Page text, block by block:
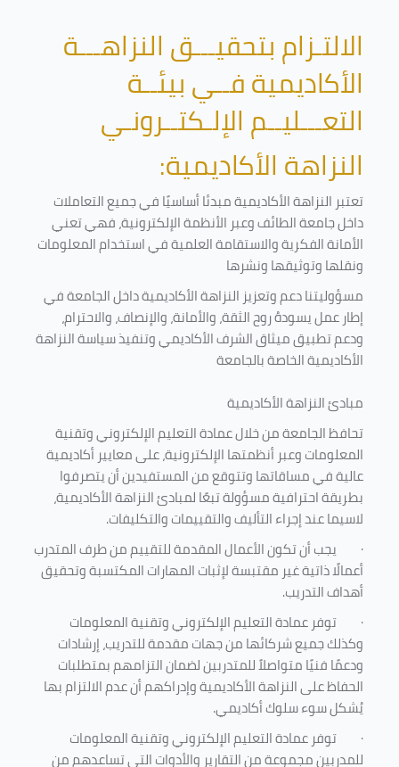
الالتـزام بتحقيـــق النزاهـــة
الأكاديمية فــي بيئــة
التعـــليــم الإلـكتــرونـي
النزاهة الأكاديمية:
تعتبر النزاهة الأكاديمية مبدئا أساسيًا في جميع التعاملات
داخل جامعة الطائف وعبر الأنظمة الإلكترونية، فهي تعني
الأمانة الفكرية والاستقامة العلمية في استخدام المعلومات
ونقلها وتوثيقها ونشرها
مسؤوليتنا دعم وتعزيز النزاهة الأكاديمية داخل الجامعة في
إطار عمل يسودهُ روح الثقة، والأمانة، والإنصاف، والاحترام،
ودعم تطبيق ميثاق الشرف الأكاديمي وتنفيذ سياسة النزاهة
الأكاديمية الخاصة بالجامعة
مبادئ النزاهة الأكاديمية
تحافظ الجامعة من خلال عمادة التعليم الإلكتروني وتقنية
المعلومات وعبر أنظمتها الإلكترونية، على معايير أكاديمية
عالية في مساقاتها وتتوقع من المستفيدين أن يتصرفوا
بطريقة احترافية مسؤولة تبعًا لمبادئ النزاهة الأكاديمية،
لاسيما عند إجراء التأليف والتقييمات والتكليفات.
· يجب أن تكون الأعمال المقدمة للتقييم من طرف المتدرب
أعمالًا ذاتية غير مقتبسة لإثبات المهارات المكتسبة وتحقيق
أهداف التدريب.
· توفر عمادة التعليم الإلكتروني وتقنية المعلومات
وكذلك جميع شركائها من جهات مقدمة للتدريب، إرشادات
ودعمًا فنيًا متواصلاً للمتدربين لضمان التزامهم بمتطلبات
الحفاظ على النزاهة الأكاديمية وإدراكهم أن عدم الالتزام بها
يُشكل سوء سلوك أكاديمي.
· توفر عمادة التعليم الإلكتروني وتقنية المعلومات
للمدربين مجموعة من التقارير والأدوات التي تساعدهم من